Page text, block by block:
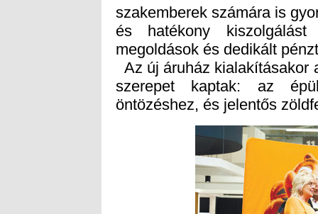
megoldások és dedikált
Az új áruház kialakításakor
szerepet kaptak: az
öntözéshez, és jelentős